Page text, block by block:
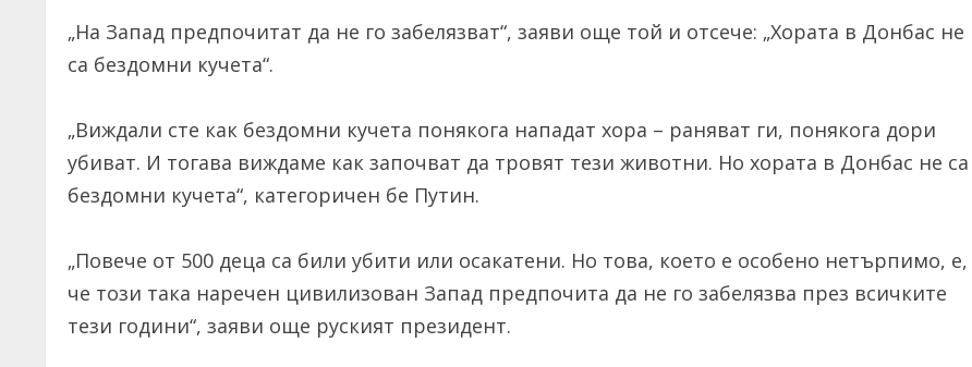
„На Запад предпочитат да не го забелязват“, заяви още той и отсече: „Хората в Донбас не
са бездомни кучета“.
„Виждали сте как бездомни кучета понякога нападат хора – раняват ги, понякога дори
убиват. И тогава виждаме как започват да тровят тези животни. Но хората в Донбас не са
бездомни кучета“, категоричен бе Путин.
„Повече от 500 деца са били убити или осакатени. Но това, което е особено нетърпимо, е,
че този така наречен цивилизован Запад предпочита да не го забелязва през всичките
тези години“, заяви още руският президент.